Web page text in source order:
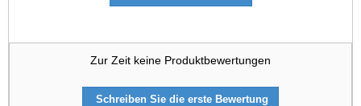
Zur Zeit keine Produktbewertungen
Schreiben Sie die erste Bewertung